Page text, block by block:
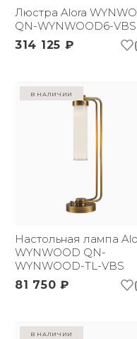
Люстра Alora
QN-WYNWOOD6-VBS
314 125 ₽
в наличии
Настольная лампа
WYNWOOD QN-
WYNWOOD-TL-VBS
81 750 ₽
в наличии